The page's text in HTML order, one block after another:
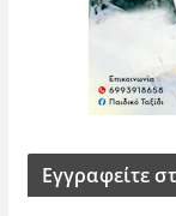
Εγγραφείτε